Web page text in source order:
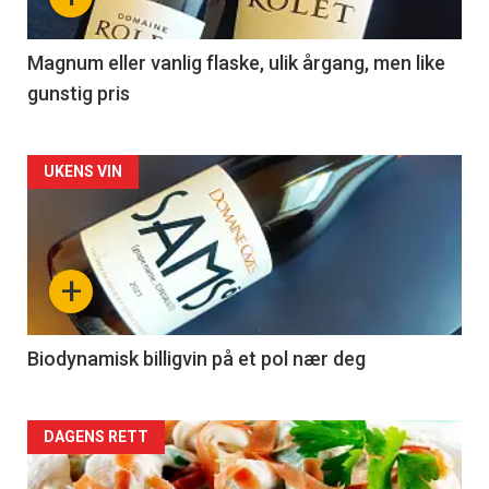
3
Magnum eller vanlig flaske, ulik årgang, men like
gunstig pris
Forsiden
akkurat
nå
4
+
UKENS VIN
Biodynamisk billigvin på et pol nær deg
Forsiden
DAGENS RETT